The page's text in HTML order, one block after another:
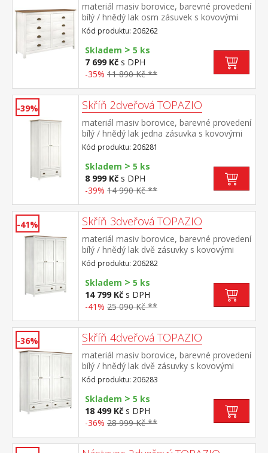
materiál masiv borovice, barevné provedení
bílý / hnědý lak osm zásuvek s kovovými
úchytkami a pojezdy rozměr zásuvky (š/h/v)
49,5 × 33,5 × 9 cm
Kód produktu: 206262
Skladem > 5 ks
7 699 Kč s DPH
-35% 11 890 Kč **
-39% Skříň 2dveřová TOPAZIO
materiál masiv borovice, barevné provedení
bílý / hnědý lak jedna zásuvka s kovovými
úchytkami a pojezdy jedna police a kovová
šatní tyč vhodný doplněk nástavec
TOPAZIO 206951
Kód produktu: 206281
Skladem > 5 ks
8 999 Kč s DPH
-39% 14 990 Kč **
-41% Skříň 3dveřová TOPAZIO
materiál masiv borovice, barevné provedení
bílý / hnědý lak dvě zásuvky s kovovými
úchytkami a pojezdy v levé části 3 police, v
pravé části 1 police a kovová šatní
tyč vhodný doplněk nástavec TOPAZIO
206952
Kód produktu: 206282
Skladem > 5 ks
14 799 Kč s DPH
-41% 25 090 Kč **
-36% Skříň 4dveřová TOPAZIO
materiál masiv borovice, barevné provedení
bílý / hnědý lak dvě zásuvky s kovovými
úchytkami a pojezdy v levé části 3 police, v
pravé části 1 police a kovová šatní
tyč vhodný doplněk nástavec TOPAZIO
206953
Kód produktu: 206283
Skladem > 5 ks
18 499 Kč s DPH
-36% 28 999 Kč **